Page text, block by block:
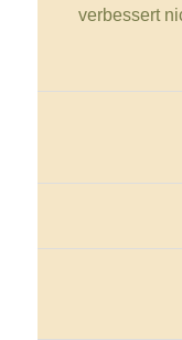
verbessert